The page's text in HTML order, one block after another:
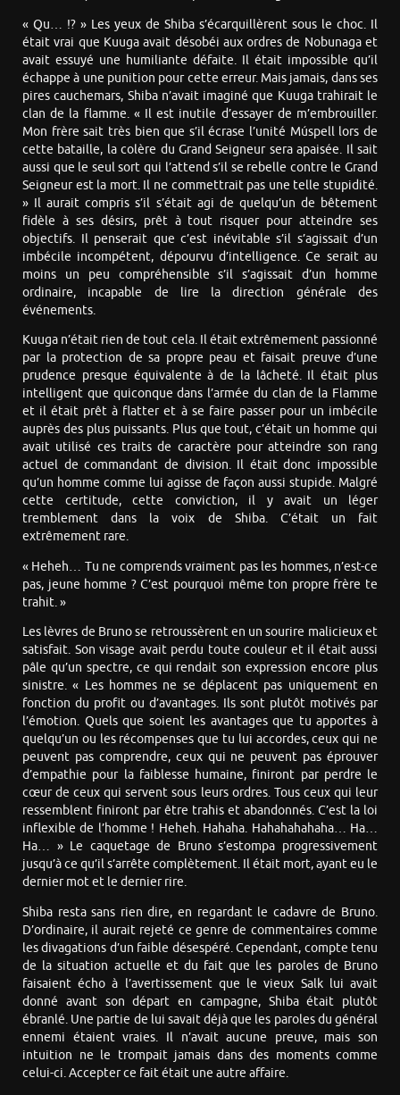
« Qu… !? » Les yeux de Shiba s’écarquillèrent sous le choc. Il
était vrai que Kuuga avait désobéi aux ordres de Nobunaga et
avait essuyé une humiliante défaite. Il était impossible qu’il
échappe à une punition pour cette erreur. Mais jamais, dans ses
pires cauchemars, Shiba n’avait imaginé que Kuuga trahirait le
clan de la flamme. « Il est inutile d’essayer de m’embrouiller.
Mon frère sait très bien que s’il écrase l’unité Múspell lors de
cette bataille, la colère du Grand Seigneur sera apaisée. Il sait
aussi que le seul sort qui l’attend s’il se rebelle contre le Grand
Seigneur est la mort. Il ne commettrait pas une telle stupidité.
» Il aurait compris s’il s’était agi de quelqu’un de bêtement
fidèle à ses désirs, prêt à tout risquer pour atteindre ses
objectifs. Il penserait que c’est inévitable s’il s’agissait d’un
imbécile incompétent, dépourvu d’intelligence. Ce serait au
moins un peu compréhensible s’il s’agissait d’un homme
ordinaire, incapable de lire la direction générale des
événements.
Kuuga n’était rien de tout cela. Il était extrêmement passionné
par la protection de sa propre peau et faisait preuve d’une
prudence presque équivalente à de la lâcheté. Il était plus
intelligent que quiconque dans l’armée du clan de la Flamme
et il était prêt à flatter et à se faire passer pour un imbécile
auprès des plus puissants. Plus que tout, c’était un homme qui
avait utilisé ces traits de caractère pour atteindre son rang
actuel de commandant de division. Il était donc impossible
qu’un homme comme lui agisse de façon aussi stupide. Malgré
cette certitude, cette conviction, il y avait un léger
tremblement dans la voix de Shiba. C’était un fait
extrêmement rare.
« Heheh… Tu ne comprends vraiment pas les hommes, n’est-ce
pas, jeune homme ? C’est pourquoi même ton propre frère te
trahit. »
Les lèvres de Bruno se retroussèrent en un sourire malicieux et
satisfait. Son visage avait perdu toute couleur et il était aussi
pâle qu’un spectre, ce qui rendait son expression encore plus
sinistre. « Les hommes ne se déplacent pas uniquement en
fonction du profit ou d’avantages. Ils sont plutôt motivés par
l’émotion. Quels que soient les avantages que tu apportes à
quelqu’un ou les récompenses que tu lui accordes, ceux qui ne
peuvent pas comprendre, ceux qui ne peuvent pas éprouver
d’empathie pour la faiblesse humaine, finiront par perdre le
cœur de ceux qui servent sous leurs ordres. Tous ceux qui leur
ressemblent finiront par être trahis et abandonnés. C’est la loi
inflexible de l’homme ! Heheh. Hahaha. Hahahahahaha… Ha…
Ha… » Le caquetage de Bruno s’estompa progressivement
jusqu’à ce qu’il s’arrête complètement. Il était mort, ayant eu le
dernier mot et le dernier rire.
Shiba resta sans rien dire, en regardant le cadavre de Bruno.
D’ordinaire, il aurait rejeté ce genre de commentaires comme
les divagations d’un faible désespéré. Cependant, compte tenu
de la situation actuelle et du fait que les paroles de Bruno
faisaient écho à l’avertissement que le vieux Salk lui avait
donné avant son départ en campagne, Shiba était plutôt
ébranlé. Une partie de lui savait déjà que les paroles du général
ennemi étaient vraies. Il n’avait aucune preuve, mais son
intuition ne le trompait jamais dans des moments comme
celui-ci. Accepter ce fait était une autre affaire.